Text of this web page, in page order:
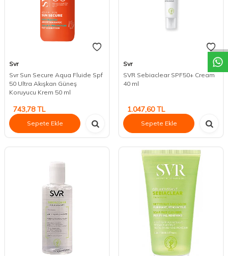
DESTEK
Svr
Svr Sun Secure Aqua Fluide Spf
50 Ultra Akışkan Güneş
Koruyucu Krem 50 ml
743,78TL
Sepete Ekle
Svr
SVR Sebiaclear SPF50+ Cream
40 ml
1.047,60TL
Sepete Ekle